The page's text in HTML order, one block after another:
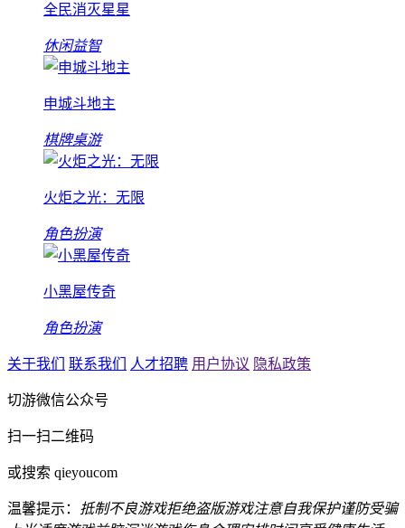
全民消灭星星
休闲益智
申城斗地主
棋牌桌游
火炬之光：无限
角色扮演
小黑屋传奇
角色扮演
关于我们 联系我们 人才招聘 用户协议 隐私政策
切游微信公众号
扫一扫二维码
或搜索 qieyoucom
温馨提示： 抵制不良游戏拒绝盗版游戏注意自我保护谨防受骗